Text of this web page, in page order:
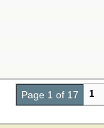
Page 1 of 17 1